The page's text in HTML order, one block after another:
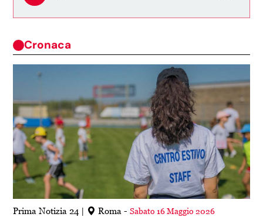
Cronaca
Prima Notizia 24 Roma -Sabato 16 Maggio 2026